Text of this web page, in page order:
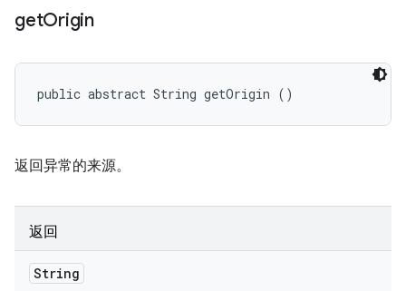
getOrigin
public abstract String getOrigin ()
返回异常的来源。
返回
String